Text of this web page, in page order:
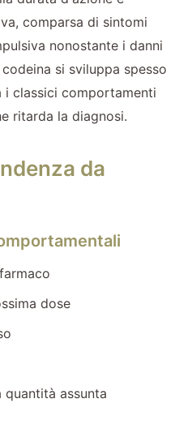
comparsa di sintomi
nonostante i danni
si sviluppa spesso
i classici comportamenti
ritarda la diagnosi.
da
dose
assunta